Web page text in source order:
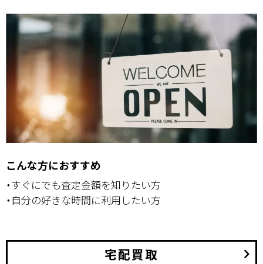
こんな方におすすめ
・すぐにでも査定金額を知りたい方
・自分の好きな時間に利用したい方
宅配買取 keyboard_arrow_right